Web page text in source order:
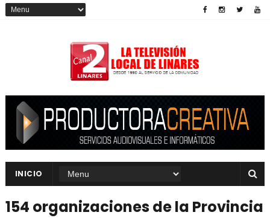
INICIO
154 organizaciones de la Provincia